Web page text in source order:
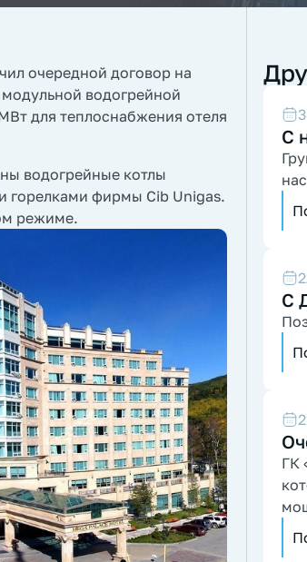
очередной договор на
водогрейной
для теплоснабжения отеля
водогрейные котлы
горелками фирмы Cib Unigas.
режиме.
С
С
ГК